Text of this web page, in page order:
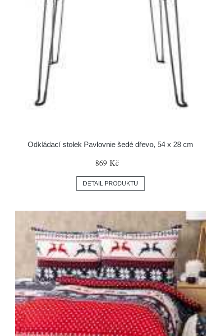
Odkládací stolek Pavlovnie šedé dřevo, 54 x 28 cm
869 Kč
DETAIL PRODUKTU